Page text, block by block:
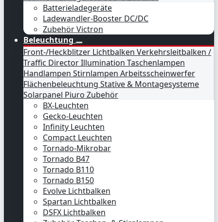
Batterieladegeräte
Ladewandler-Booster DC/DC
Zubehör Victron
Beleuchtung
Front-/Heckblitzer Lichtbalken Verkehrsleitbalken /
Traffic DirectorIllumination Taschenlampen
Handlampen Stirnlampen Arbeitsscheinwerfer
Flächenbeleuchtung Stative & Montagesysteme
Solarpanel Piuro Zubehör
BX-Leuchten
Gecko-Leuchten
Infinity Leuchten
Compact Leuchten
Tornado-Mikrobar
Tornado B47
Tornado B110
Tornado B150
Evolve Lichtbalken
Spartan Lichtbalken
DSFX Lichtbalken